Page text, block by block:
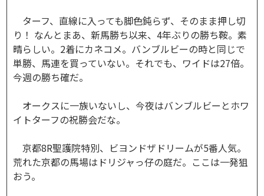
ターフ、直線に入っても脚色鈍らず、そのまま押し切
り！ なんとまあ、新馬勝ち以来、4年ぶりの勝ち鞍。素
晴らしい。2着にカネコメ。バンブルビーの時と同じで
単勝、馬連を買っていない。それでも、ワイドは27倍。
今週の勝ち確だ。
オークスに一族いないし、今夜はバンブルビーとホワ
イトターフの祝勝会だな。
京都8R聖護院特別、ビヨンドザドリームが5番人気。
荒れた京都の馬場はドリジャっ仔の庭だ。ここは一発狙
おう。